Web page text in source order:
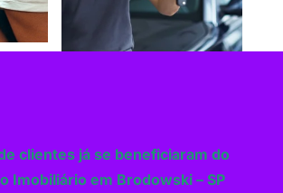
clientes já se beneficiaram do
Imobiliário em Brodowski – SP